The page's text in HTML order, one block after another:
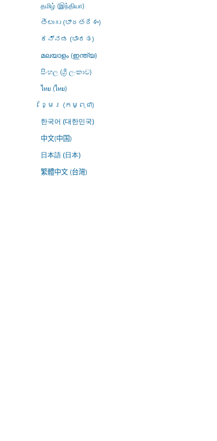
தமிழ் (இந்தியா)
తెలుగు (భారతదేశం)
ಕನ್ನಡ (ಭಾರತ)
മലയാളം (ഇന്ത്യ)
සිංහල (ශ්‍රී ලංකාව)
ไทย (ไทย)
ខ្មែរ (កម្ពុជា)
한국어 (대한민국)
中文(中国)
日本語 (日本)
繁體中文 (台灣)